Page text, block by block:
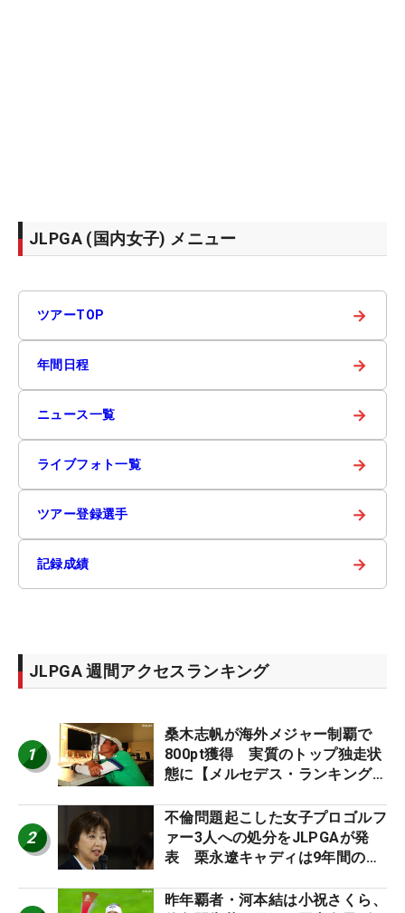
JLPGA (国内女子) メニュー
ツアーTOP →
年間日程 →
ニュース一覧 →
ライブフォト一覧 →
ツアー登録選手 →
記録成績 →
JLPGA 週間アクセスランキング
1
桑木志帆が海外メジャー制覇で
800pt獲得 実質のトップ独走状
態に【メルセデス・ランキング番
2
不倫問題起こした女子プロゴルフ
ァー3人への処分をJLPGAが発
表 栗永遼キャディは9年間の立
昨年覇者・河本結は小祝さくら、